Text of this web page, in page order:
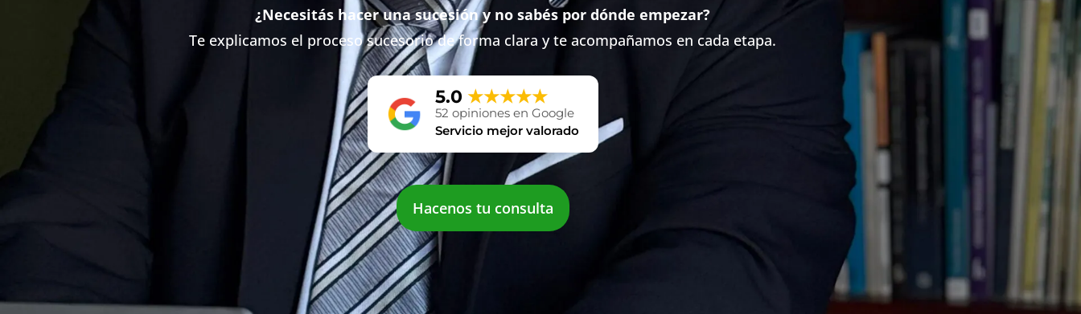
¿Necesitás hacer una sucesión y no sabés por dónde empezar?
Te explicamos el proceso sucesorio de forma clara y te acompañamos en cada etapa.
5.0 ★★★★★
52 opiniones en Google
Servicio mejor valorado
Hacenos tu consulta